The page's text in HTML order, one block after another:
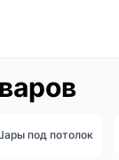
под потолок